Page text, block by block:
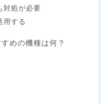
対処が必要
用する
めの機種は何？